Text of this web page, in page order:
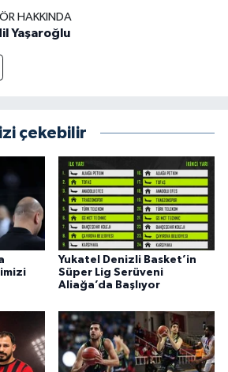
HAKKINDA
Yaşaroğlu
çekebilir
Yukatel Denizli Basket’in
Süper Lig Serüveni
Aliağa’da Başlıyor